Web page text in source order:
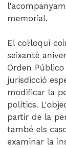
memorial.
El col·loqui
seixantè
Orden Público
jurisdicció
modificar la
polítics.
partir de la
també els
examinar la